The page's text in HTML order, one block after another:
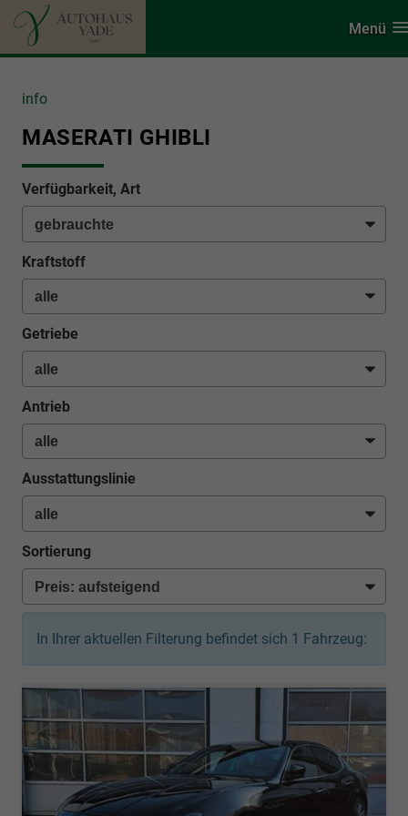
Menü
info
MASERATI GHIBLI
Verfügbarkeit, Art
Kraftstoff
Getriebe
Antrieb
Ausstattungslinie
Sortierung
In Ihrer aktuellen Filterung befindet sich 1 Fahrzeug: